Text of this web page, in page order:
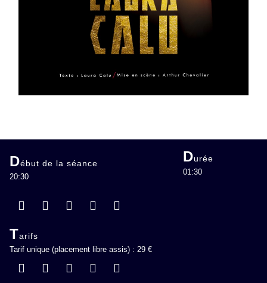
Début de la séance
20:30
Durée
01:30
Tarifs
Tarif unique (placement libre assis) : 29 €